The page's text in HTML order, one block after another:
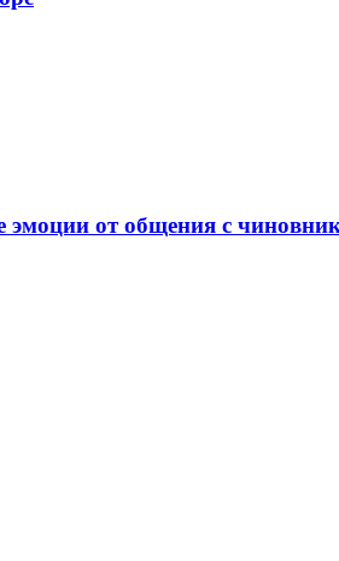
эмоции от общения с